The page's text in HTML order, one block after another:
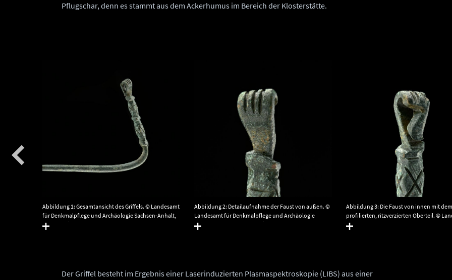
Pflugschar, denn es stammt aus dem Ackerhumus im Bereich der Klosterstätte.
Abbildung 1: Gesamtansicht des Griffels. © Landesamt
für Denkmalpflege und Archäologie Sachsen-Anhalt,
Juraj Lipták.
Abbildung 2: Detailaufnahme der Faust von außen. ©
Landesamt für Denkmalpflege und Archäologie
Sachsen-Anhalt, Juraj Lipták.
Abbildung 3: Die Faust von innen mit
profilierten, ritzverzierten Oberteil. ©
Denkmalpflege und Archäologie Sachsen-
Der Griffel besteht im Ergebnis einer Laserinduzierten Plasmaspektroskopie (LIBS) aus einer